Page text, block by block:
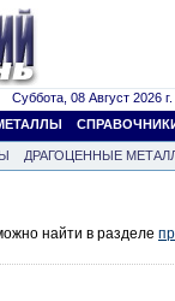
Суббота, 08 Август 2026 г.
ДРАГОЦЕННЫЕ
найти в разделе